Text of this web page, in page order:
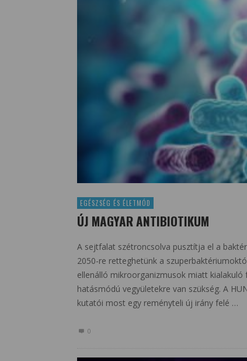
EGÉSZSÉG ÉS ÉLETMÓD
ÚJ MAGYAR ANTIBIOTIKUM
A sejtfalat szétroncsolva pusztítja el a
2050-re retteghetünk a
ellenálló mikroorganizmusok miatt kialakuló
hatásmódú vegyületekre van szükség. A
kutatói most egy reményteli új irány felé …
0